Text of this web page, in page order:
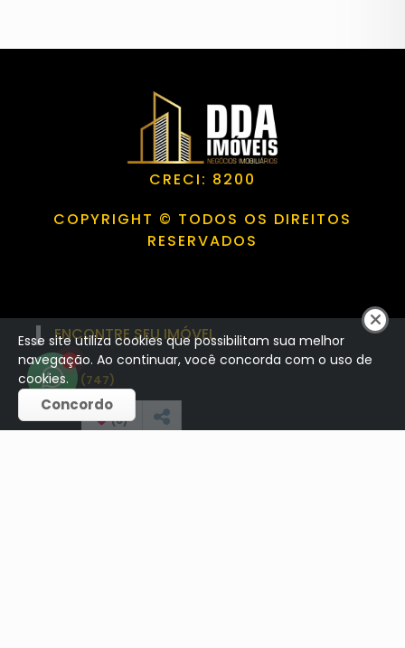
CRECI: 8200
COPYRIGHT © TODOS OS DIREITOS
RESERVADOS
ENCONTRE SEU IMÓVEL
Venda (747)
Aluguel (8)
1
(0)
Esse site utiliza cookies que possibilitam sua melhor
navegação. Ao continuar, você concorda com o uso de
cookies.
Concordo